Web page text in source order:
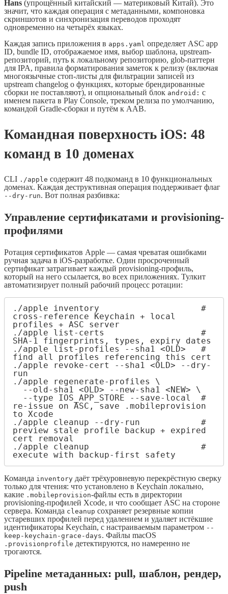
Hans (упрощённый китайский — материковый Китай). Это
значит, что каждая операция с метаданными, компоновка
скриншотов и синхронизация переводов проходят
одновременно на четырёх языках.
Каждая запись приложения в apps.yaml определяет ASC app
ID, bundle ID, отображаемое имя, выбор шаблона, upstream-
репозиторий, путь к локальному репозиторию, glob-паттерн
для IPA, правила форматирования заметок к релизу (включая
многоязычные стоп-листы для фильтрации записей из
upstream changelog о функциях, которые брендированные
сборки не поставляют), и опциональный блок android: с
именем пакета в Play Console, треком релиза по умолчанию,
командой Gradle-сборки и путём к AAB.
Командная поверхность iOS: 48
команд в 10 доменах
CLI ./apple содержит 48 подкоманд в 10 функциональных
доменах. Каждая деструктивная операция поддерживает флаг
--dry-run. Вот полная разбивка:
Управление сертификатами и provisioning-
профилями
Ротация сертификатов Apple — самая чреватая ошибками
ручная задача в iOS-разработке. Один просроченный
сертификат затрагивает каждый provisioning-профиль,
который на него ссылается, во всех приложениях. Тулкит
автоматизирует полный рабочий процесс ротации:
./apple inventory                    #
cross-reference Keychain + local
profiles + ASC server
./apple list-certs                   #
SHA-1 fingerprints, types, expiry dates
./apple list-profiles --sha1 <OLD>   #
find all profiles referencing this cert
./apple revoke-cert --sha1 <OLD> --dry-
run
./apple regenerate-profiles \
re-issue on ASC, save .mobileprovision
to Xcode
./apple cleanup --dry-run            #
preview stale profile backup + expired
cert removal
./apple cleanup                      #
execute with backup-first safety
Команда inventory даёт трёхуровневую перекрёстную сверку
только для чтения: что установлено в Keychain локально,
какие .mobileprovision-файлы есть в директории
provisioning-профилей Xcode, и что сообщает ASC на стороне
сервера. Команда cleanup сохраняет резервные копии
устаревших профилей перед удалением и удаляет истёкшие
идентификаторы Keychain, с настраиваемым параметром --
keep-keychain-grace-days. Файлы macOS
.provisionprofile детектируются, но намеренно не
трогаются.
Pipeline метаданных: pull, шаблон, рендер,
push